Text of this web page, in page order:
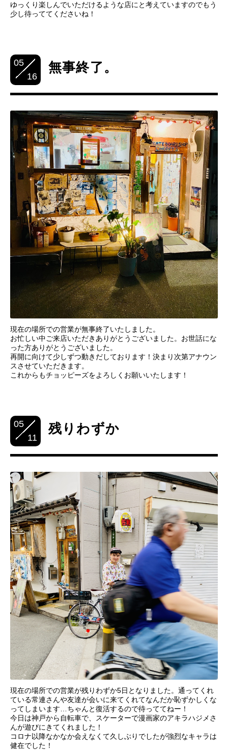
ゆっくり楽しんでいただけるような店にと考えていますのでもう
少し待っててくださいね！
05
16
無事終了。
現在の場所での営業が無事終了いたしました。
お忙しい中ご来店いただきありがとうございました。お世話にな
った方ありがとうございました。
再開に向けて少しずつ動きだしております！決まり次第アナウン
スさせていただきます。
これからもチョッピーズをよろしくお願いいたします！
05
11
残りわずか
現在の場所での営業が残りわずか5日となりました。通ってくれ
ている常連さんや友達が会いに来てくれてなんだか恥ずかしくな
ってしまいます…ちゃんと復活するので待っててねー！
今日は神戸から自転車で、スケーターで漫画家のアキラハジメさ
んが遊びにきてくれました！
コロナ以降なかなか会えなくて久しぶりでしたが強烈なキャラは
健在でした！